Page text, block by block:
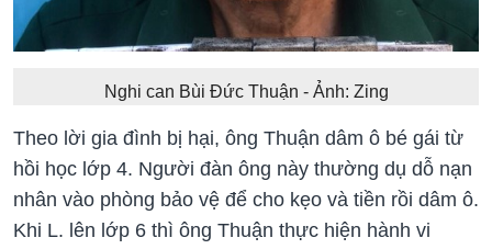
Nghi can Bùi Đức Thuận - Ảnh: Zing
Theo lời gia đình bị hại, ông Thuận dâm ô bé gái từ
hồi học lớp 4. Người đàn ông này thường dụ dỗ nạn
nhân vào phòng bảo vệ để cho kẹo và tiền rồi dâm ô.
Khi L. lên lớp 6 thì ông Thuận thực hiện hành vi